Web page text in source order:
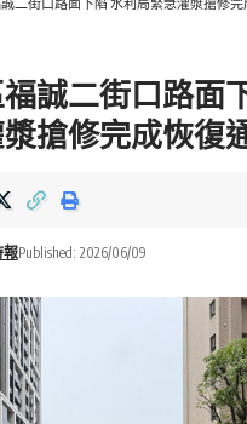
二街口路面下陷 水利局緊急灌漿搶修
誠二街口路面
搶修完成恢復
報Published: 2026/06/09